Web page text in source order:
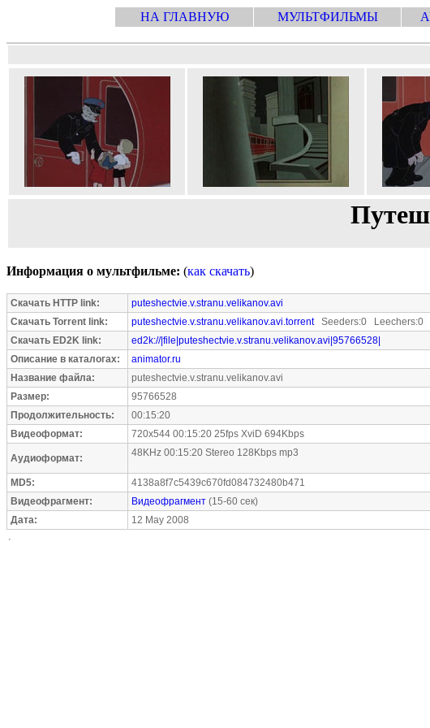
НА ГЛАВНУЮ МУЛЬТФИЛЬМЫ
Информация о мультфильме: (как скачать)
Скачать HTTP link:
puteshectvie.v.stranu.velikanov.avi
Скачать Torrent link:
puteshectvie.v.stranu.velikanov.avi.torrentSeeders:0 Leechers:0
Скачать ED2K link:
ed2k://|file|puteshectvie.v.stranu.velikanov.avi|95766528|
Описание в каталогах:
animator.ru
Название файла:
puteshectvie.v.stranu.velikanov.avi
Размер:
95766528
Продолжительность:
00:15:20
Видеоформат:
720x544 00:15:20 25fps XviD 694Kbps
Аудиоформат: 48KHz 00:15:20 Stereo 128Kbps mp3
MD5:
4138a8f7c5439c670fd084732480b471
Видеофрагмент:
Видеофрагмент (15-60 сек)
Дата:
12 May 2008